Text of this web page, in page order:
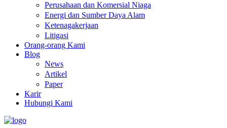
Perusahaan dan Komersial Niaga
Energi dan Sumber Daya Alam
Ketenagakerjaan
Litigasi
Orang-orang Kami
Blog
News
Artikel
Paper
Karir
Hubungi Kami